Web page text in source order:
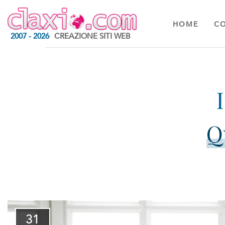
2007 - 2026 CREAZIONE SITI WEB
HOME
31